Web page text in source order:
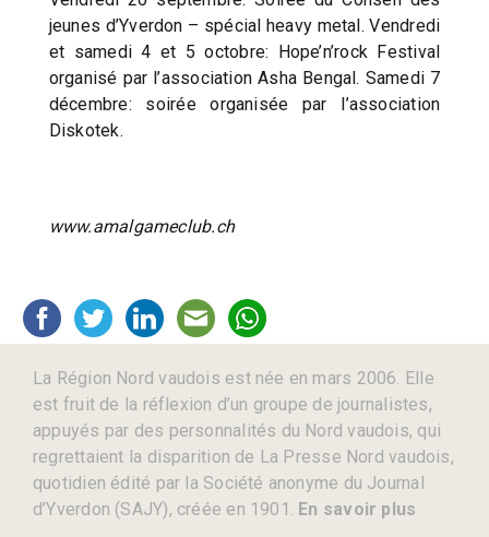
jeunes d’Yverdon – spécial heavy metal. Vendredi
et samedi 4 et 5 octobre: Hope’n’rock Festival
organisé par l’association Asha Bengal. Samedi 7
décembre: soirée organisée par l’association
Diskotek.
www.amalgameclub.ch
La Région Nord vaudois est née en mars 2006. Elle
est fruit de la réflexion d’un groupe de journalistes,
appuyés par des personnalités du Nord vaudois, qui
regrettaient la disparition de La Presse Nord vaudois,
quotidien édité par la Société anonyme du Journal
d’Yverdon (SAJY), créée en 1901. En savoir plus